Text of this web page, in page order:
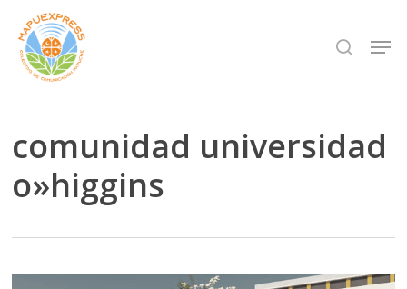
Skip
main
search
comunidad universidad
o»higgins
Close